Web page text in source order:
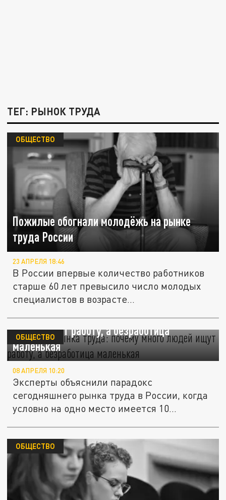
ТЕГ: РЫНОК ТРУДА
Пожилые обогнали молодёжь на рынке
труда России
ОБЩЕСТВО
23 АПРЕЛЯ 18:46
В России впервые количество работников
старше 60 лет превысило число молодых
специалистов в возрасте...
Парадокс рынка труда: почему много
людей ищут работу, а безработица
маленькая
ОБЩЕСТВО
08 АПРЕЛЯ 10:20
Эксперты объяснили парадокс
сегодняшнего рынка труда в России, когда
условно на одно место имеется 10...
ОБЩЕСТВО